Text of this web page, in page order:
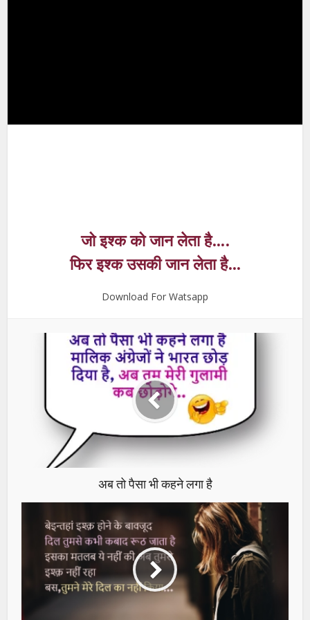
जो इश्क को जान लेता है….
फिर इश्क उसकी जान लेता है…
Download For Watsapp
अब तो पैसा भी कहने लगा है